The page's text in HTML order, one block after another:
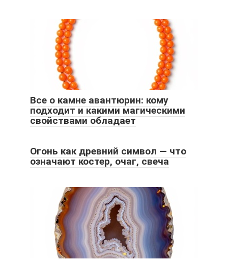
Все о камне авантюрин: кому
подходит и какими магическими
свойствами обладает
Огонь как древний символ — что
означают костер, очаг, свеча